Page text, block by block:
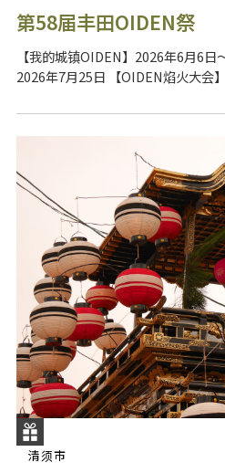
第58届丰田OIDEN祭
【我的城镇OIDEN】2026年6月6日
2026年7月25日 【OIDEN焰火大会
清须市